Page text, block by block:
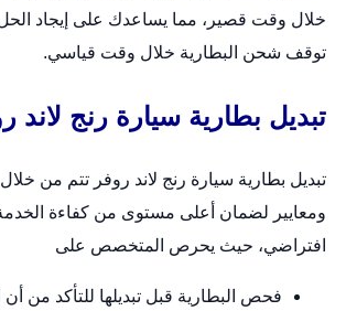
خلال وقت قصير، مما يساعدك على إيجاد
توقف شحن البطارية خلال وقت قياسي.
تبديل بطارية سيارة رنج لاند
تبديل بطارية سيارة رنج لاند روفر تتم من
ومعايير لضمان أعلى مستوى من كفاءة
افتراضي، حيث يحرص المتخصص على
فحص البطارية قبل تبديلها للتأكد من أن